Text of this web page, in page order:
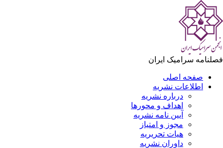
سرامیک ایران
صفحه اصلی
اطلاعات نشریه
درباره نشریه
اهداف و محورها
آیین نامه نشریه
مجوز و امتیاز
هیات تحریریه
داوران نشریه